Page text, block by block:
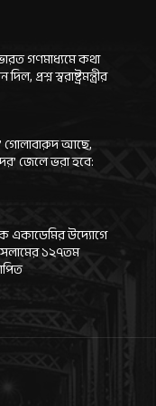
গণমাধ্যমে কথা
প্রশ্ন স্বরাষ্ট্রমন্ত্রীর
গোলাবারুদ আছে,
জেলে ভরা হবে:
একাডেমির উদ্যোগে
১২৭তম